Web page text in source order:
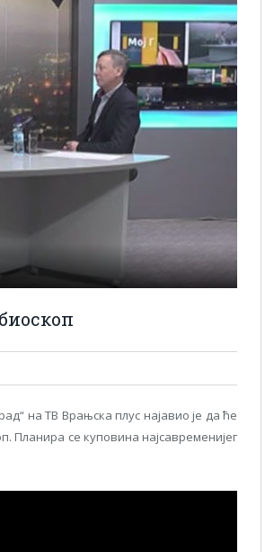
на ТВ Врањска плус најавио је да ће
се куповина најсавременијег